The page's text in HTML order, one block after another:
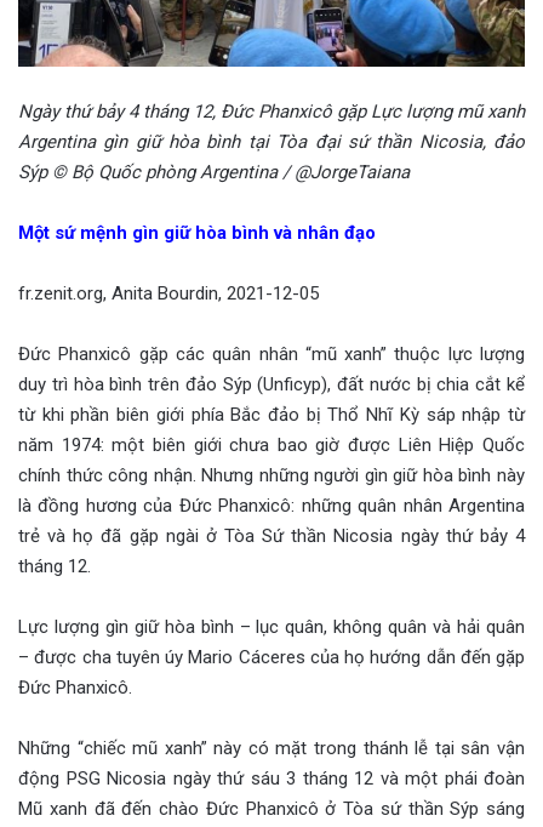
Ngày thứ bảy 4 tháng 12, Đức Phanxicô gặp Lực lượng mũ xanh
Argentina gìn giữ hòa bình tại Tòa đại sứ thần Nicosia, đảo
Sýp © Bộ Quốc phòng Argentina / @JorgeTaiana
Một sứ mệnh gìn giữ hòa bình và nhân đạo
fr.zenit.org, Anita Bourdin, 2021-12-05
Đức Phanxicô gặp các quân nhân “mũ xanh” thuộc lực lượng
duy trì hòa bình trên đảo Sýp (Unficyp), đất nước bị chia cắt kể
từ khi phần biên giới phía Bắc đảo bị Thổ Nhĩ Kỳ sáp nhập từ
năm 1974: một biên giới chưa bao giờ được Liên Hiệp Quốc
chính thức công nhận. Nhưng những người gìn giữ hòa bình này
là đồng hương của Đức Phanxicô: những quân nhân Argentina
trẻ và họ đã gặp ngài ở Tòa Sứ thần Nicosia ngày thứ bảy 4
tháng 12.
Lực lượng gìn giữ hòa bình – lục quân, không quân và hải quân
– được cha tuyên úy Mario Cáceres của họ hướng dẫn đến gặp
Đức Phanxicô.
Những “chiếc mũ xanh” này có mặt trong thánh lễ tại sân vận
động PSG Nicosia ngày thứ sáu 3 tháng 12 và một phái đoàn
Mũ xanh đã đến chào Đức Phanxicô ở Tòa sứ thần Sýp sáng